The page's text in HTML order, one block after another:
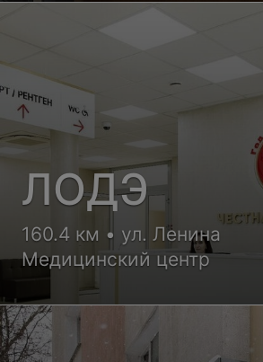
ЛОДЭ
160.4 км • ул. Ленина
Медицинский центр